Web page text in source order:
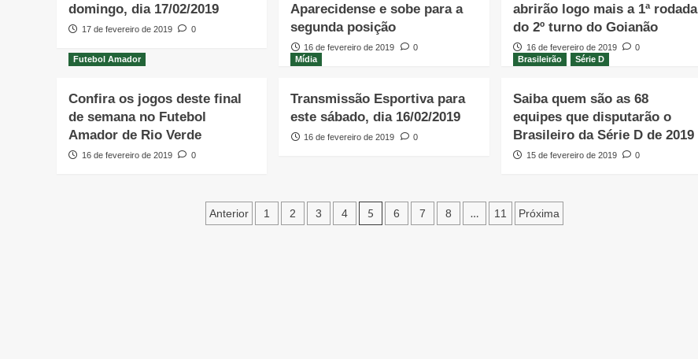
domingo, dia 17/02/2019
17 de fevereiro de 2019 0
Aparecidense e sobe para a
segunda posição
16 de fevereiro de 2019 0
abrirão logo mais a 1ª rodada
do 2º turno do Goianão
16 de fevereiro de 2019
0
Futebol Amador
Confira os jogos deste final
de semana no Futebol
Amador de Rio Verde
16 de fevereiro de 2019 0
Mídia
Transmissão Esportiva para
este sábado, dia 16/02/2019
16 de fevereiro de 2019 0
Brasileirão Série D
Saiba quem são as 68
equipes que disputarão o
Brasileiro da Série D de 2019
15 de fevereiro de 2019 0
Paginação
Anterior 1 2 3 4 5 6 7 8 … 11 Próxima